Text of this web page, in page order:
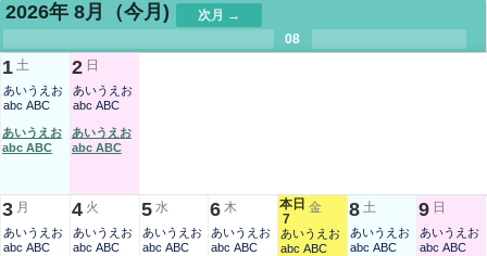
2026年 8月 （今月)
次月 →
08
1 土
あいうえお
abc ABC
あいうえお
abc ABC
2 日
あいうえお
abc ABC
あいうえお
abc ABC
3 月
あいうえお
abc ABC
4 火
あいうえお
abc ABC
5 水
あいうえお
abc ABC
6 木
あいうえお
abc ABC
本日
7
金
あいうえお
abc ABC
8 土
あいうえお
abc ABC
9 日
あいうえお
abc ABC